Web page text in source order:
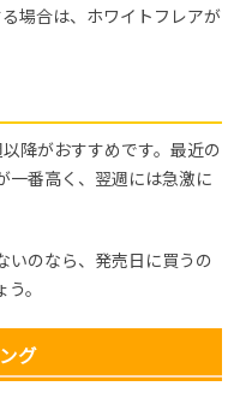
場合は、ホワイトフレアが
降がおすすめです。最近の
一番高く、翌週には急激に
いのなら、発売日に買うの
。
グ